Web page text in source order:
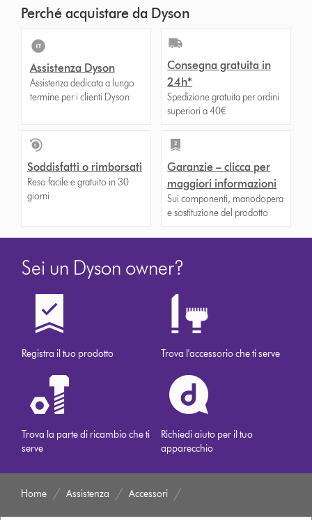
Perché acquistare da Dyson
Assistenza Dyson
Assistenza dedicata a lungo
termine per i clienti Dyson
Consegna gratuita in
24h*
Spedizione gratuita per ordini
superiori a 40€
Soddisfatti o rimborsati
Reso facile e gratuito in 30
giorni
Garanzie – clicca per
maggiori informazioni
Sui componenti, manodopera
e sostituzione del prodotto
Sei un Dyson owner?
Registra il tuo prodotto Trova l'accessorio che ti serve
Trova la parte di ricambio che ti
serve
Richiedi aiuto per il tuo
apparecchio
Home Assistenza Accessori